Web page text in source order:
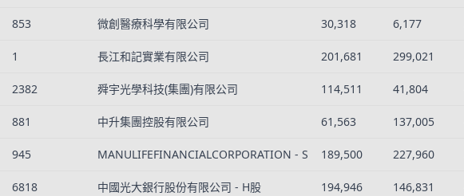
853 微創醫療科學有限公司 30,318 6,177
1 長江和記實業有限公司 201,681 299,021
2382 舜宇光學科技(集團)有限公司 114,511 41,804
881 中升集團控股有限公司 61,563 137,005
945 MANULIFEFINANCIALCORPORATION - S 189,500 227,960
6818 中國光大銀行股份有限公司 - H股 194,946 146,831